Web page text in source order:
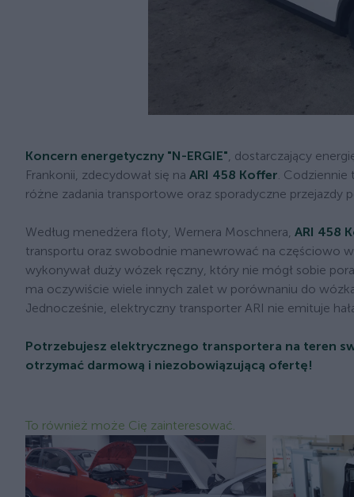
Koncern energetyczny "N-ERGIE", dostarczający
Frankonii, zdecydował się na ARI 458 Koffer. Codziennie
różne zadania transportowe oraz sporadyczne przejazdy
Według menedżera floty, Wernera Moschnera, ARI 458
transportu oraz swobodnie manewrować na częściowo
wykonywał duży wózek ręczny, który nie mógł sobie
ma oczywiście wiele innych zalet w porównaniu do
Jednocześnie, elektryczny transporter ARI nie emituje
Potrzebujesz elektrycznego transportera na teren
otrzymać darmową i niezobowiązującą ofertę!
To również może Cię zainteresować.